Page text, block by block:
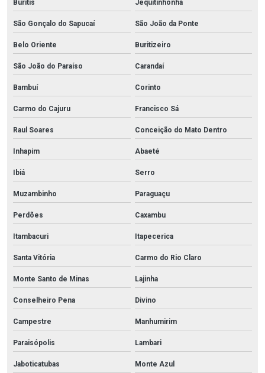
Buritis Jequitinhonha
São Gonçalo do Sapucaí São João da Ponte
Belo Oriente Buritizeiro
São João do Paraíso Carandaí
Bambuí Corinto
Carmo do Cajuru Francisco Sá
Raul Soares Conceição do Mato Dentro
Inhapim Abaeté
Ibiá Serro
Muzambinho Paraguaçu
Perdões Caxambu
Itambacuri Itapecerica
Santa Vitória Carmo do Rio Claro
Monte Santo de Minas Lajinha
Conselheiro Pena Divino
Campestre Manhumirim
Paraisópolis Lambari
Jaboticatubas Monte Azul